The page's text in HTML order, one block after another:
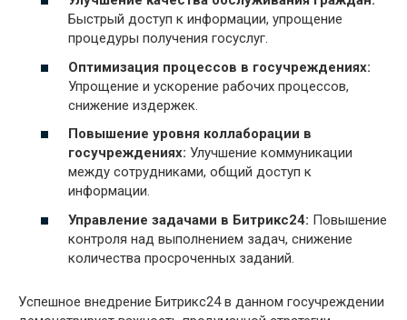
Быстрый доступ к информации, упрощение
процедуры получения госуслуг.
Оптимизация процессов в госучреждениях:
Упрощение и ускорение рабочих процессов,
снижение издержек.
Повышение уровня коллаборации в
госучреждениях: Улучшение коммуникации
между сотрудниками, общий доступ к
информации.
Управление задачами в Битрикс24: Повышение
контроля над выполнением задач, снижение
количества просроченных заданий.
Успешное внедрение Битрикс24 в данном госучреждении